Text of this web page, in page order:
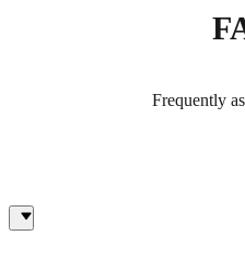
Frequently